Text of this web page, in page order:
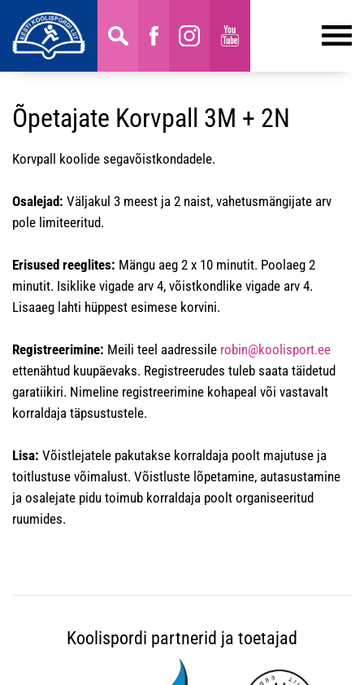
Õpetajate Korvpall 3M + 2N
Korvpall koolide segavõistkondadele.
Osalejad: Väljakul 3 meest ja 2 naist, vahetusmängijate arv
pole limiteeritud.
Erisused reeglites: Mängu aeg 2 x 10 minutit. Poolaeg 2
minutit. Isiklike vigade arv 4, võistkondlike vigade arv 4.
Lisaaeg lahti hüppest esimese korvini.
Registreerimine: Meili teel aadressile robin@koolisport.ee
ettenähtud kuupäevaks. Registreerudes tuleb saata täidetud
garatiikiri. Nimeline registreerimine kohapeal või vastavalt
korraldaja täpsustustele.
Lisa: Võistlejatele pakutakse korraldaja poolt majutuse ja
toitlustuse võimalust. Võistluste lõpetamine, autasustamine
ja osalejate pidu toimub korraldaja poolt organiseeritud
ruumides.
Koolispordi partnerid ja toetajad